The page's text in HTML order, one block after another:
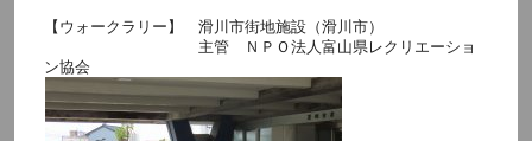
【ウォークラリー】 滑川市街地施設（滑川市）
主管 ＮＰＯ法人富山県レクリエーショ
ン協会